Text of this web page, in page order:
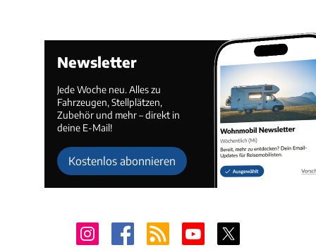
Newsletter
Jede Woche neu. Alles zu
Fahrzeugen, Stellplätzen,
Zubehör und mehr – direkt in
deine E-Mail!
Kostenlos abonnieren